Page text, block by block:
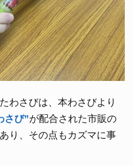
わさびは、本わさびより
さび”が配合された市販の
り、その点もカズマに事